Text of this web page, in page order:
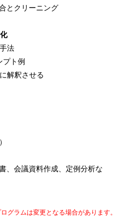
とクリーニング
法
プト例
解釈させる
、会議資料作成、定例分析な
グラムは変更となる場合があります。